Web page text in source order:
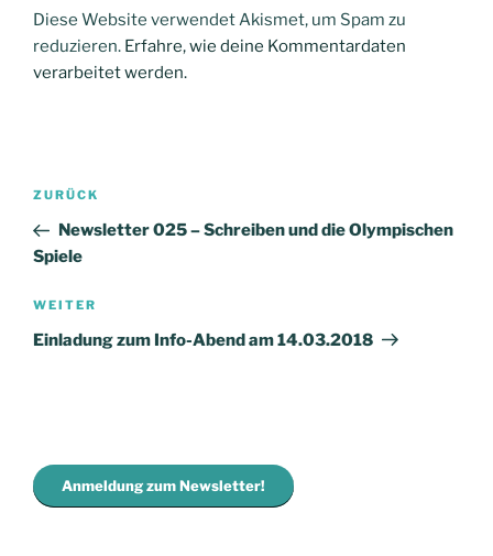
Diese Website verwendet Akismet, um Spam zu
reduzieren. Erfahre, wie deine Kommentardaten
verarbeitet werden.
Beitragsnavigation
Vorheriger
Beitrag
ZURÜCK
Newsletter 025 – Schreiben und die Olympischen
Spiele
Nächster
Beitrag
WEITER
Einladung zum Info-Abend am 14.03.2018
Anmeldung zum Newsletter!